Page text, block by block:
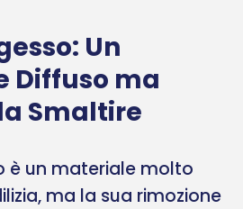
Un
Diffuso ma
Smaltire
è un materiale molto
ma la sua rimozione